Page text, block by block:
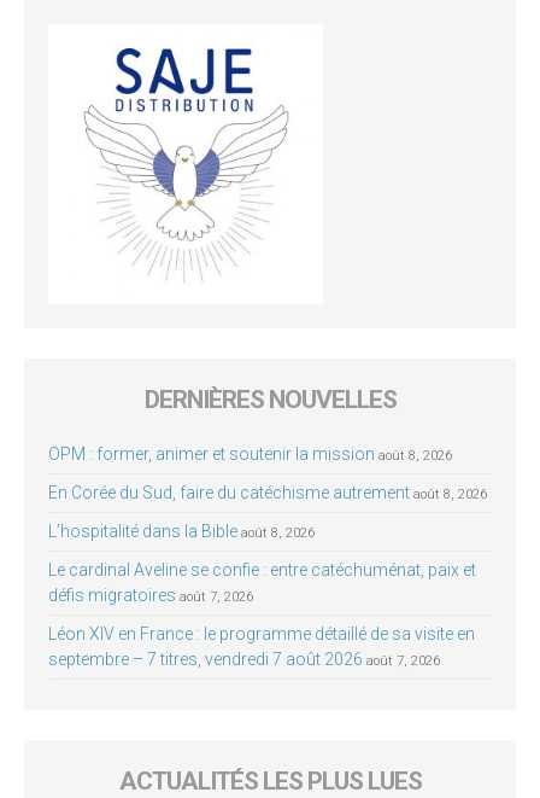
DERNIÈRES NOUVELLES
OPM : former, animer et soutenir la mission août 8, 2026
En Corée du Sud, faire du catéchisme autrement août 8, 2026
L’hospitalité dans la Bible août 8, 2026
Le cardinal Aveline se confie : entre catéchuménat, paix et
défis migratoires août 7, 2026
Léon XIV en France : le programme détaillé de sa visite en
septembre – 7 titres, vendredi 7 août 2026 août 7, 2026
ACTUALITÉS LES PLUS LUES